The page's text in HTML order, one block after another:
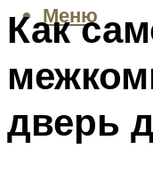
Меню
Как
дверь